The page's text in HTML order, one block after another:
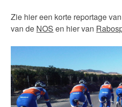
Zie hier een korte reportage
van de NOS en hier van